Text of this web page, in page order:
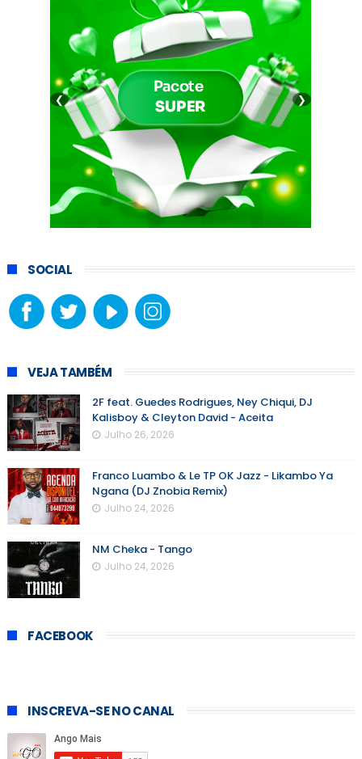
❮ ❯
SOCIAL
VEJA TAMBÉM
2F feat. Guedes Rodrigues, Ney Chiqui, DJ
Kalisboy & Cleyton David - Aceita
Julho 26, 2026
Franco Luambo & Le TP OK Jazz - Likambo Ya
Ngana (DJ Znobia Remix)
Julho 24, 2026
NM Cheka - Tango
Julho 24, 2026
FACEBOOK
INSCREVA-SE NO CANAL